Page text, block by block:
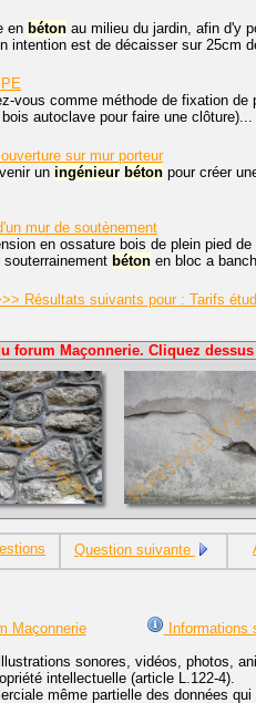
en béton au milieu du jardin, afin d'y
intention est de décaisser sur 25cm
vous comme méthode de fixation
autoclave pour faire une clôture)...
sur mur porteur
un ingénieur béton pour créer
mur de soutènement
en ossature bois de plein pied
béton en bloc a
Résultats suivants pour : Tarifs
forum Maçonnerie. Cliquez
Question suivante
Maçonnerie Informations
sonores, vidéos, photos,
intellectuelle (article L.122-4).
même partielle des données